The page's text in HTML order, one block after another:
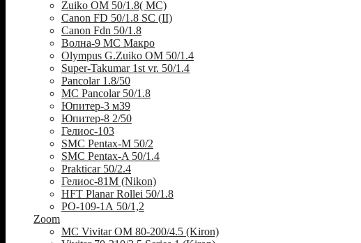
Zuiko OM 50/1.8( MC)
Canon FD 50/1.8 SC (II)
Canon Fdn 50/1.8
Волна-9 МС Макро
Olympus G.Zuiko OM 50/1.4
Super-Takumar 1st vr. 50/1.4
Pancolar 1.8/50
MC Pancolar 50/1.8
Юпитер-3 м39
Юпитер-8 2/50
Гелиос-103
SMC Pentax-M 50/2
SMC Pentax-A 50/1.4
Prakticar 50/2.4
Гелиос-81М (Nikon)
HFT Planar Rollei 50/1.8
РО-109-1А 50/1,2
Zoom
MC Vivitar OM 80-200/4.5 (Kiron)